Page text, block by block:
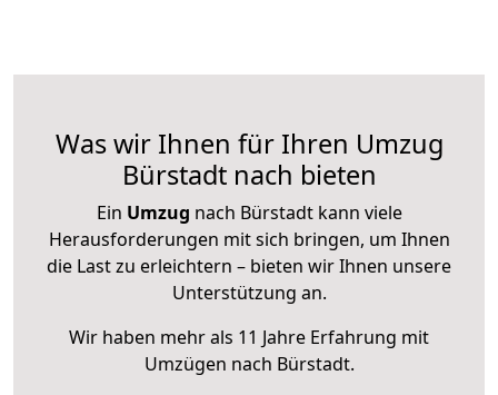
Was wir Ihnen für Ihren Umzug
Bürstadt nach bieten
Ein Umzug nach Bürstadt kann viele
Herausforderungen mit sich bringen, um Ihnen
die Last zu erleichtern – bieten wir Ihnen unsere
Unterstützung an.
Wir haben mehr als 11 Jahre Erfahrung mit
Umzügen nach Bürstadt.